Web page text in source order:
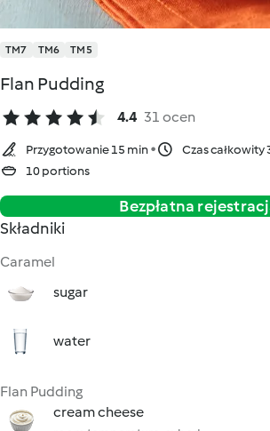
TM7 TM6 TM5
Flan Pudding
4.4 31 ocen
Przygotowanie 15 min
Czas całkowity
10 portions
Bezpłatna
Składniki
Caramel
sugar
water
Flan Pudding
cream cheese